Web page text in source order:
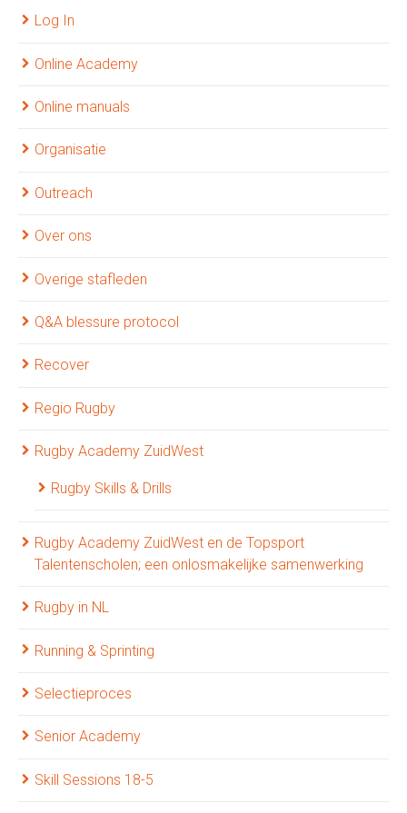
Log In
Online Academy
Online manuals
Organisatie
Outreach
Over ons
Overige stafleden
Q&A blessure protocol
Recover
Regio Rugby
Rugby Academy ZuidWest
Rugby Skills & Drills
Rugby Academy ZuidWest en de Topsport
Talentenscholen; een onlosmakelijke samenwerking
Rugby in NL
Running & Sprinting
Selectieproces
Senior Academy
Skill Sessions 18-5